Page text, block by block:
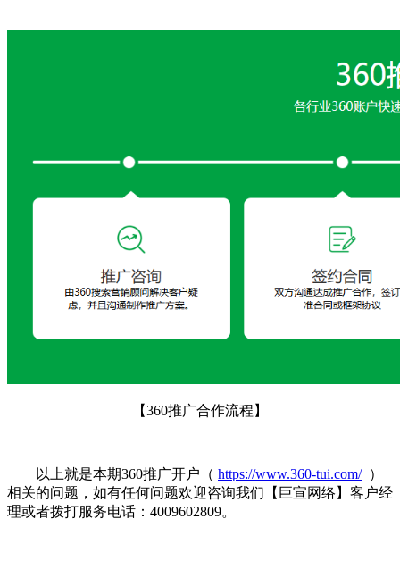
【360推广合作流程】
以上就是本期360推广开户（ https://www.360-tui.com/）
相关的问题，如有任何问题欢迎咨询我们【巨宣网络】客户经
理或者拨打服务电话：4009602809。